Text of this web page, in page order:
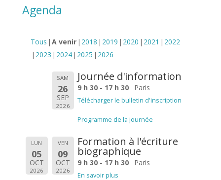
Agenda
Tous A venir 2018 2019 2020 2021
2022
2023
2024 2025 2026
SAM
26
SEP
2026
Journée d'information
9 h 30 - 17 h 30 Paris
Télécharger le bulletin d'inscription
Programme de la journée
LUN
05
OCT
2026
VEN
09
OCT
2026
Formation à l'écriture
biographique
9 h 30 - 17 h 30 Paris
En savoir plus